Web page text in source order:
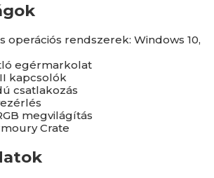
operációs rendszerek: Windows 10,
egérmarkolat
kapcsolók
csatlakozás
megvilágítás
Crate